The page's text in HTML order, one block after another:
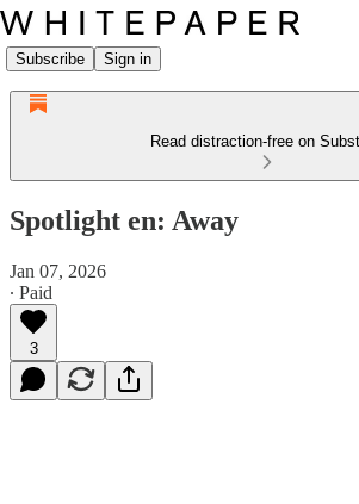
Subscribe Sign in
Read distraction-free on
Spotlight en: Away
Jan 07, 2026
∙ Paid
3